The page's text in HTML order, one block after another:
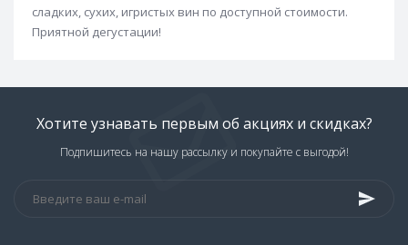
сладких, сухих, игристых вин по доступной стоимости.
Приятной дегустации!
Хотите узнавать первым об акциях и скидках?
Подпишитесь на нашу рассылку и покупайте с выгодой!